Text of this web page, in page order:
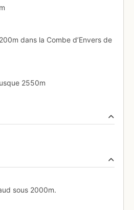
dans la Combe d’Envers de
2550m
sous 2000m.